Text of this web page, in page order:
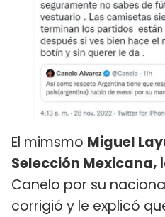
El mimsmo Miguel
Selección Mexicana,
Canelo por su
corrigió y le explicó